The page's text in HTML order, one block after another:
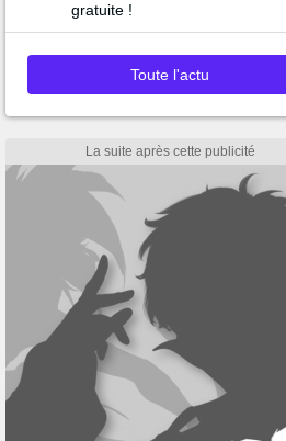
gratuite !
Toute l'actu